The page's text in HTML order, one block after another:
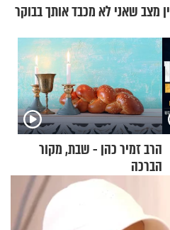
מצב שאני לא מכבד אותך בבוקר
הרב זמיר כהן - שבת, מקור
הברכה